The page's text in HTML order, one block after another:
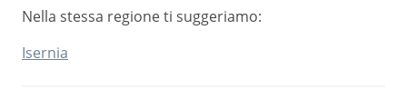
Nella stessa regione ti suggeriamo:
Isernia